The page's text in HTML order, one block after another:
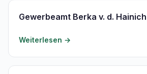
Gewerbeamt Berka v. d. Hainich
Weiterlesen →